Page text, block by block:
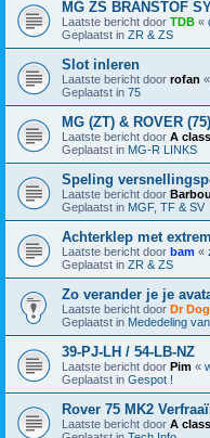
MG ZS BRANSTOF
Laatste bericht door TDB «
Geplaatst in ZR & ZS
Slot inleren
Laatste bericht door rofan «
Geplaatst in 75
MG (ZT) & ROVER
Laatste bericht door A
Geplaatst in MG-R LINKS
Speling
Laatste bericht door
Geplaatst in MGF, TF & SV
Achterklep met
Laatste bericht door bam «
Geplaatst in ZR & ZS
Zo verander je je
Laatste bericht door Dr
Geplaatst in Mededeling
39-PJ-LH / 54-LB-NZ
Laatste bericht door Pim «
Geplaatst in Gespot !
Rover 75 MK2
Laatste bericht door A